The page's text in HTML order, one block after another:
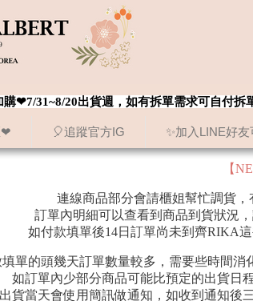
❤ 🎈追蹤官方IG ✨加入LINE好
購❤7/31~8/20出貨週，如有拆單需求可自付